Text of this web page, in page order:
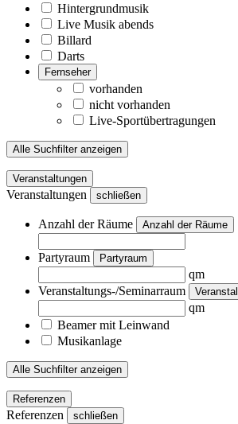
Hintergrundmusik
Live Musik abends
Billard
Darts
Fernseher
vorhanden
nicht vorhanden
Live-Sportübertragungen
Alle Suchfilter anzeigen
Veranstaltungen
Veranstaltungen schließen
Anzahl der Räume Anzahl der Räume
Partyraum Partyraum
qm
Veranstaltungs-/Seminarraum
qm
Beamer mit Leinwand
Musikanlage
Alle Suchfilter anzeigen
Referenzen
Referenzen schließen